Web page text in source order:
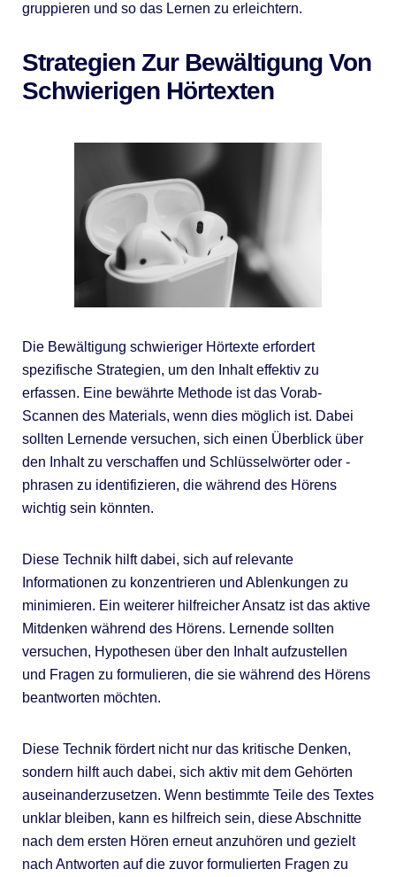
gruppieren und so das Lernen zu erleichtern.
Strategien Zur Bewältigung Von
Schwierigen Hörtexten
Die Bewältigung schwieriger Hörtexte erfordert
spezifische Strategien, um den Inhalt effektiv zu
erfassen. Eine bewährte Methode ist das Vorab-
Scannen des Materials, wenn dies möglich ist. Dabei
sollten Lernende versuchen, sich einen Überblick über
den Inhalt zu verschaffen und Schlüsselwörter oder -
phrasen zu identifizieren, die während des Hörens
wichtig sein könnten.
Diese Technik hilft dabei, sich auf relevante
Informationen zu konzentrieren und Ablenkungen zu
minimieren. Ein weiterer hilfreicher Ansatz ist das aktive
Mitdenken während des Hörens. Lernende sollten
versuchen, Hypothesen über den Inhalt aufzustellen
und Fragen zu formulieren, die sie während des Hörens
beantworten möchten.
Diese Technik fördert nicht nur das kritische Denken,
sondern hilft auch dabei, sich aktiv mit dem Gehörten
auseinanderzusetzen. Wenn bestimmte Teile des Textes
unklar bleiben, kann es hilfreich sein, diese Abschnitte
nach dem ersten Hören erneut anzuhören und gezielt
nach Antworten auf die zuvor formulierten Fragen zu